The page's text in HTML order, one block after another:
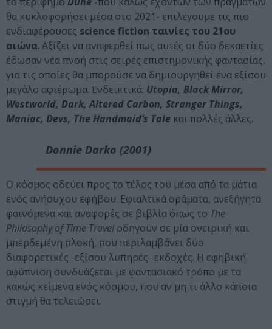
θα κυκλοφορήσει μέσα στο 2021- επιλέγουμε τις πιο
ενδιαφέρουσες science fiction ταινίες του 21ου
αιώνα. Αξίζει να αναφερθεί πως αυτές οι δύο δεκαετίες
έδωσαν νέα πνοή στις σειρές επιστημονικής φαντασίας,
για τις οποίες θα μπορούσε να δημιουργηθεί ένα εξίσου
μεγάλο αφιέρωμα. Ενδεικτικά: Utopia, Black Mirror,
Westworld, Dark, Altered Carbon, Stranger Things,
Maniac, Devs, The Handmaid’s Tale και πολλές άλλες.
Donnie Darko (2001)
Ο κόσμος οδεύει προς το τέλος του μέσα από τα μάτια
ενός ανήσυχου εφήβου. Εφιαλτικά οράματα, ανεξήγητα
φαινόμενα και αναφορές σε βιβλία όπως το The
Philosophy of Time Travel οδηγούν σε μία ονειρική και
μπερδεμένη πλοκή, που περιλαμβάνει δύο
διαφορετικές -εξίσου λυπηρές- εκδοχές. Η εφηβική
αφύπνιση συνδυάζεται με φαντασιακό τρόπο με τα
κακώς κείμενα ενός κόσμου, που αν μη τι άλλο κάποια
στιγμή θα τελειώσει.